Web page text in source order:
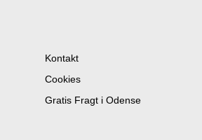
Kontakt
Cookies
Gratis Fragt i Odense